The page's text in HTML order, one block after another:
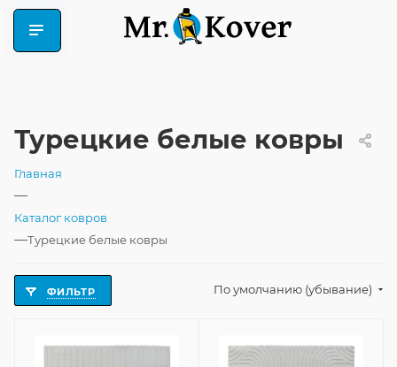
Турецкие белые ковры
Главная
—
Каталог ковров
—Турецкие белые ковры
ФИЛЬТР По умолчанию (убывание)